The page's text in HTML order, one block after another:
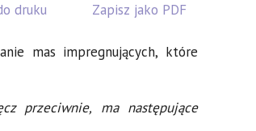
druku Zapisz jako PDF
mas impregnujących, które
przeciwnie, ma następujące